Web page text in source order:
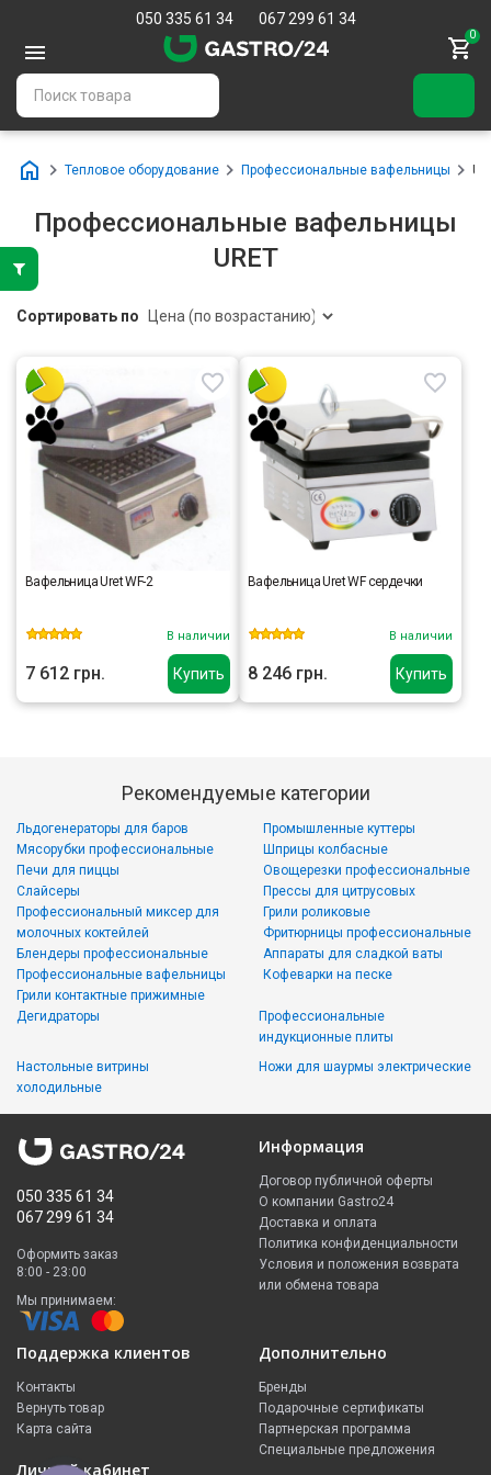
050 335 61 34 067 299 61 34
0
Тепловое оборудование Профессиональные вафельницы
Профессиональные вафельницы
URET
Сортировать по
Купить
Вафельница Uret WF-2
В наличии
7 612 грн. Купить
Вафельница Uret WF сердечки
В наличии
8 246 грн.
Рекомендуемые категории
Льдогенераторы для баров
Мясорубки профессиональные
Печи для пиццы
Слайсеры
Промышленные куттеры
Шприцы колбасные
Овощерезки профессиональные
Прессы для цитрусовых
Профессиональный миксер для
молочных коктейлей
Блендеры профессиональные
Профессиональные вафельницы
Грили контактные прижимные
Грили роликовые
Фритюрницы профессиональные
Аппараты для сладкой ваты
Кофеварки на песке
Дегидраторы
Настольные витрины
холодильные
Профессиональные
индукционные плиты
Ножи для шаурмы электрические
050 335 61 34
067 299 61 34
Оформить заказ
8:00 - 23:00
Мы принимаем:
Информация
Договор публичной оферты
О компании Gastro24
Доставка и оплата
Политика конфиденциальности
Условия и положения возврата
или обмена товара
Поддержка клиентов
Контакты
Вернуть товар
Карта сайта
Дополнительно
Бренды
Подарочные сертификаты
Партнерская программа
Специальные предложения
Личный кабинет